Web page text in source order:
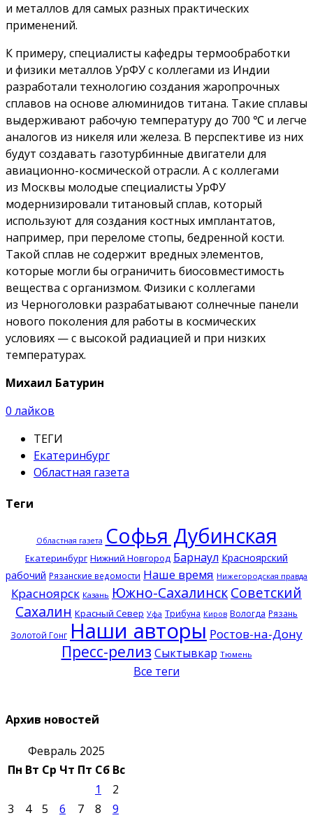
и металлов для самых разных практических
применений.
К примеру, специалисты кафедры термообработки
и физики металлов УрФУ с коллегами из Индии
разработали технологию создания жаропрочных
сплавов на основе алюминидов титана. Такие сплавы
выдерживают рабочую температуру до 700 ℃ и легче
аналогов из никеля или железа. В перспективе из них
будут создавать газотурбинные двигатели для
авиационно-космической отрасли. А с коллегами
из Москвы молодые специалисты УрФУ
модернизировали титановый сплав, который
используют для создания костных имплантатов,
например, при переломе стопы, бедренной кости.
Такой сплав не содержит вредных элементов,
которые могли бы ограничить биосовместимость
вещества с организмом. Физики с коллегами
из Черноголовки разрабатывают солнечные панели
нового поколения для работы в космических
условиях — с высокой радиацией и при низких
температурах.
Михаил Батурин
0 лайков
ТЕГИ
Екатеринбург
Областная газета
Теги
Областная газета Софья Дубинская
Екатеринбург Нижний Новгород Барнаул Красноярский
рабочий Рязанские ведомости Наше время Нижегородская правда
Красноярск Казань Южно-СахалинскСоветский
Сахалин Красный Север Уфа Трибуна Киров Вологда Рязань
Золотой Гонг Наши авторы Ростов-на-Дону
Пресс-релиз Сыктывкар Тюмень
Все теги
Архив новостей
Февраль 2025
Пн Вт Ср Чт Пт Сб Вс
1
2
3
4 5 6 7 8
9